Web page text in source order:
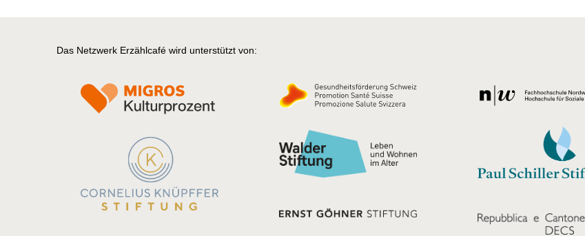
Das Netzwerk Erzählcafé wird unterstützt von: